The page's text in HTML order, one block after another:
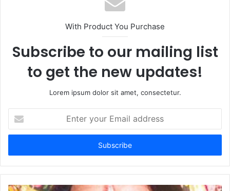
With Product You Purchase
Subscribe to our mailing list
to get the new updates!
Lorem ipsum dolor sit amet, consectetur.
your
Email